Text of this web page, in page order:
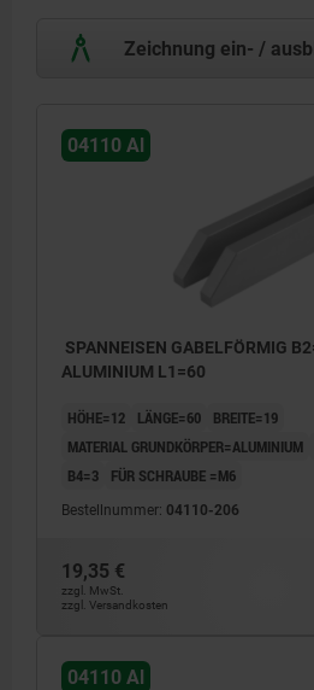
Zeichnung ein- /
04110 Al
SPANNEISEN GABELFÖRMIG
ALUMINIUM L1=60
HÖHE=12 LÄNGE=60
BREITE=19
MATERIAL GRUNDKÖRPER=ALUMINIUM
B4=3
FÜR SCHRAUBE =M6
Bestellnummer: 04110-206
19,35 €
zzgl. MwSt.
zzgl. Versandkosten
04110 Al